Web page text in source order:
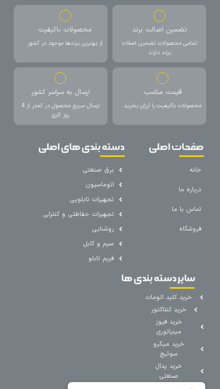
تضمین اصالت برند
تمامی محصولات تضمین اصلات
برند دارند
محصولات باکیفیت
از بهترین برندها موجود در کشور
قیمت مناسب
محصولات باکیفیت را ارزان بخرید
ارسال به سراسر کشور
ارسال سریع محصول در کمتر از 4
روز کاری
صفحات اصلی
خانه
درباره ما
تماس با ما
فروشگاه
دسته بندی های اصلی
برق صنعتی
اتوماسیون
تجهیزات تابلویی
تجهیزات حفاظتی و کنترلی
روشنایی
سیم و کابل
فریم تابلو
سایر دسته بندی ها
خرید کلید اتومات
خرید کنتاکتور
خرید فیوز
مینیاتوری
خرید میکرو
سوئیچ
خرید پدال
صنعتی